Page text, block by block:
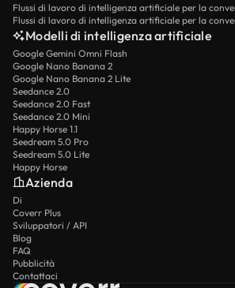
Flussi di lavoro di intelligenza artificiale per la
Modelli di intelligenza artificiale
Google Gemini Omni Flash
Google Nano Banana 2
Google Nano Banana 2 Lite
Seedance 2.0
Seedance 2.0 Fast
Seedance 2.0 Mini
Happy Horse 1.1
Seedream 5.0 Pro
Seedream 5.0 Lite
Happy Horse
Azienda
Di
Coverr Plus
Sviluppatori / API
Blog
FAQ
Pubblicità
Contattaci